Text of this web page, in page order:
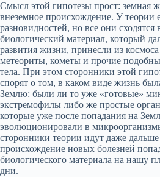
Смысл этой гипотезы прост: земная
внеземное происхождение. У теории
разновидностей, но все они сходятся
биологический материал, который
развития жизни, принесли из
метеориты, кометы и прочие
тела. При этом сторонники этой
спорят о том, в каком виде жизнь
Землю: были ли то уже «готовые»
экстремофилы либо же простые
которые уже после попадания на
эволюционировали в
сторонники теории идут даже
происхождение новых болезней
биологического материала на нашу
дни.